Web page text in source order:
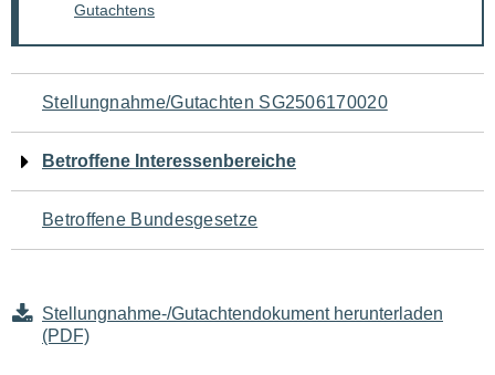
Gutachtens
Navigation
für
den
Seiteninhalt
Stellungnahme/Gutachten SG2506170020
Betroffene Interessenbereiche
Betroffene Bundesgesetze
Stellungnahme-/Gutachtendokument herunterladen
(PDF)